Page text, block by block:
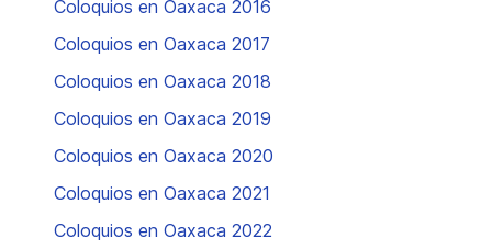
Coloquios en Oaxaca 2016
Coloquios en Oaxaca 2017
Coloquios en Oaxaca 2018
Coloquios en Oaxaca 2019
Coloquios en Oaxaca 2020
Coloquios en Oaxaca 2021
Coloquios en Oaxaca 2022